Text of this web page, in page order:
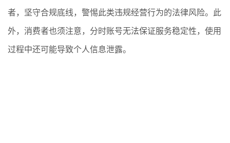
者，坚守合规底线，警惕此类违规经营行为的法律风险。此
外，消费者也须注意，分时账号无法保证服务稳定性，使用
过程中还可能导致个人信息泄露。